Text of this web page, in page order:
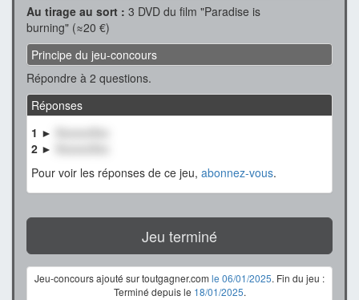
Au tirage au sort : 3 DVD du film "Paradise is
burning" (≈20 €)
Principe du jeu-concours
Répondre à 2 questions.
Réponses
1 ►
2 ►
Pour voir les réponses de ce jeu, abonnez-vous.
Jeu terminé
Jeu-concours ajouté sur toutgagner.com le 06/01/2025. Fin du jeu :
Terminé depuis le 18/01/2025.